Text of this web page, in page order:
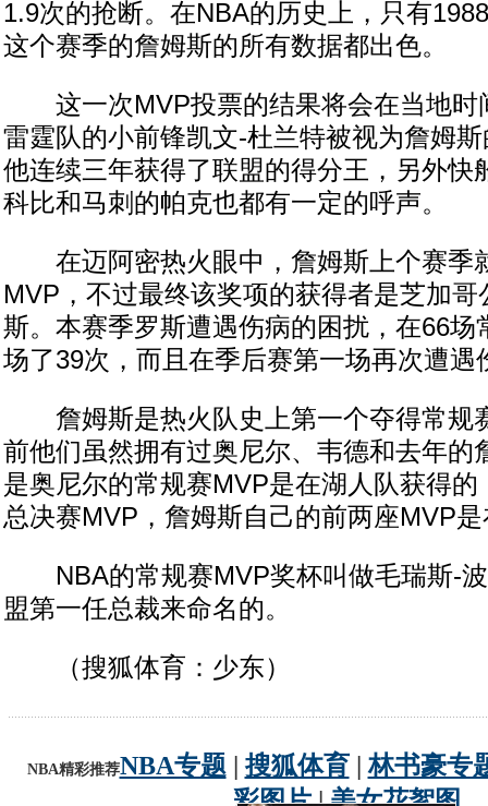
1.9次的抢断。在NBA的历史上，只有
这个赛季的詹姆斯的所有数据都出色。
这一次MVP投票的结果将会在当地时
雷霆队的小前锋凯文-杜兰特被视为詹姆
他连续三年获得了联盟的得分王，另外快
科比和马刺的帕克也都有一定的呼声。
在迈阿密热火眼中，詹姆斯上个赛季
MVP，不过最终该奖项的获得者是芝加
斯。本赛季罗斯遭遇伤病的困扰，在66场
场了39次，而且在季后赛第一场再次遭遇
詹姆斯是热火队史上第一个夺得常规
前他们虽然拥有过奥尼尔、韦德和去年的
是奥尼尔的常规赛MVP是在湖人队获得
总决赛MVP，詹姆斯自己的前两座MVP
NBA的常规赛MVP奖杯叫做毛瑞斯-波
盟第一任总裁来命名的。
（搜狐体育：少东）